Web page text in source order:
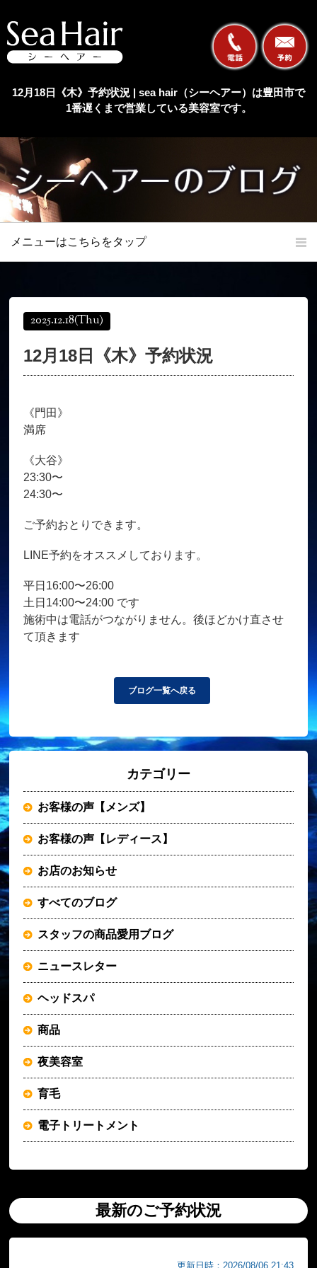
12月18日《木》予約状況 | sea hair（シーヘアー）は豊田市で
1番遅くまで営業している美容室です。
メニューはこちらをタップ
オンラインショップ
育毛コース よくある質問
お客様の声
2025.12.18(Thu)
12月18日《木》予約状況
《門田》
満席
《大谷》
23:30〜
24:30〜
ご予約おとりできます。
LINE予約をオススメしております。
平日16:00〜26:00
土日14:00〜24:00 です
施術中は電話がつながりません。後ほどかけ直させ
て頂きます
ブログ一覧へ戻る
カテゴリー
お客様の声【メンズ】
お客様の声【レディース】
お店のお知らせ
すべてのブログ
スタッフの商品愛用ブログ
ニュースレター
ヘッドスパ
商品
夜美容室
育毛
電子トリートメント
最新のご予約状況
更新日時：2026/08/06 21:43